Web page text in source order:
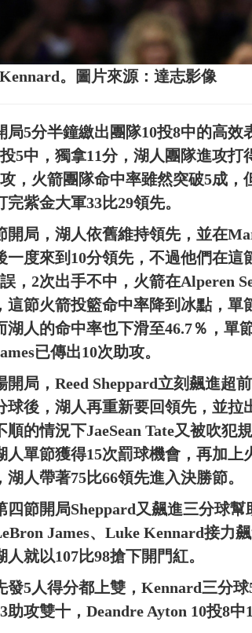
。圖片來源：達志影像
局5分半鐘繳出團隊10投8中的高
5中，獨拿11分，湖人團隊進攻
，火箭團隊命中率雖然突破5成，
完紫金大軍33比29領先。
開局，湖人依舊維持領先，並在
一度來到10分領先，不過他們在
，2次出手不中，火箭在Alperen
這節火箭投籃命中率降到冰點，單
湖人的命中率也下滑至46.7％，單
已傳出10次助攻。
開局，Reed Sheppard立刻飆進超
球後，湖人再重新要回領先，並拉
順的情況下JaeSean Tate又被吹犯
人單節獲得15次罰球機會，再加
湖人帶著75比66領先進入決勝節。
四節開局Sheppard又飆進三分球
James、Luke Kennard接力
人就以107比98搶下開門紅。
發5人得分都上雙，Kennard三分
助攻雙十，Deandre Ayton 10投8